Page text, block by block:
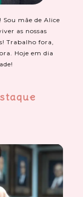
mãe de Alice
as nossas
Trabalho fora,
Hoje em dia